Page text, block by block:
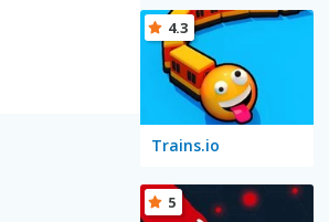
Trains.io
4.3
5